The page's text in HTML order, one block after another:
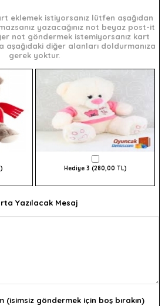
eklemek istiyorsanız lütfen aşağıdan
yazacağınız not beyaz post-it
not göndermek istemiyorsanız kart
aşağıdaki diğer alanları doldurmanıza
gerek yoktur.
Hediye 3 (280,00 TL)
Yazılacak Mesaj
(isimsiz göndermek için boş bırakın)